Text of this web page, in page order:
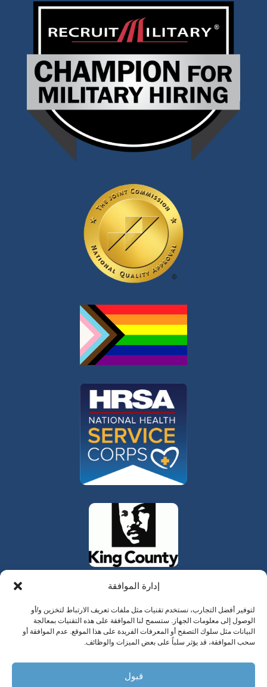
إدارة الموافقة
لتوفير أفضل التجارب، نستخدم تقنيات مثل ملفات تعريف الارتباط لتخزين و/أو
الوصول إلى معلومات الجهاز. ستسمح لنا الموافقة على هذه التقنيات بمعالجة
البيانات مثل سلوك التصفح أو المعرفات الفريدة على هذا الموقع. عدم الموافقة أو
سحب الموافقة، قد يؤثر سلباً على بعض الميزات والوظائف.
قبول
325 W Gowe Street، كينت، واشنطن 98032
حقوق الطبع والنشر 2025 وادي المدن للرعاية الصحية